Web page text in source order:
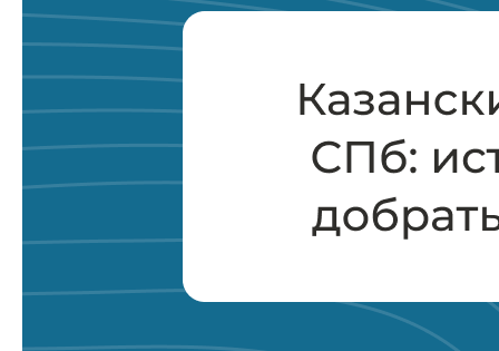
Забронировать судно
Акции
Контакты
Катера
Яхты
Блог